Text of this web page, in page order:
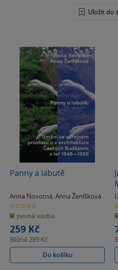
Uložit do
Panny a labutě
Anna Novotná, Anna Ženíšková
0.0
z
5
hvězdiček
pevná vazba
259 Kč
Běžně289 Kč
Do košíku
z
5